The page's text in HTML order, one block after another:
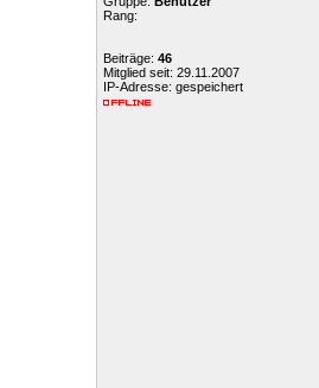
Rang:
Beiträge: 46
Mitglied seit: 29.11.2007
IP-Adresse: gespeichert